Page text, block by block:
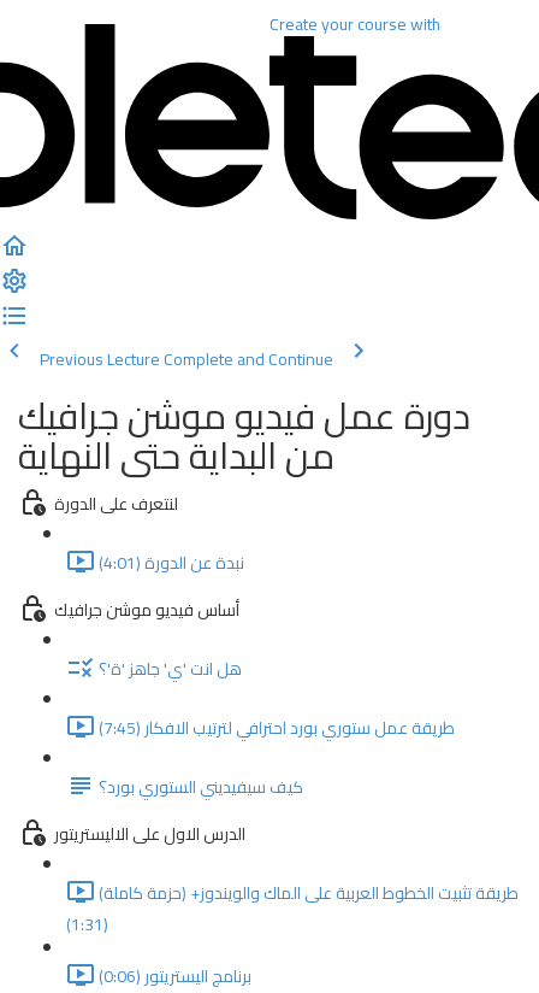
Create your coursewith
Previous LectureComplete and Continue
دورة عمل فيديو موشن جرافيك
من البداية حتى النهاية
لنتعرف على الدورة
نبدة عن الدورة (4:01)
أساس فيديو موشن جرافيك
هل انت 'ي' جاهز 'ة'؟
طريقة عمل ستوري بورد احترافي لترتيب الافكار (7:45)
كيف سيفيديني الستوري بورد؟
الدرس الاول على الاليستريتور
(طريقة تثبيت الخطوط العربية على الماك والويندوز+ (حزمة كاملة
(1:31)
برنامج اليستريتور (0:06)